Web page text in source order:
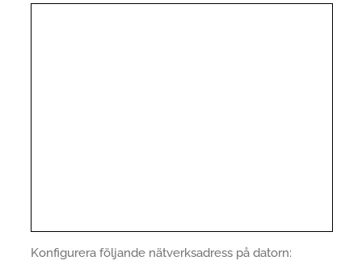
Konfigurera följande nätverksadress på datorn: